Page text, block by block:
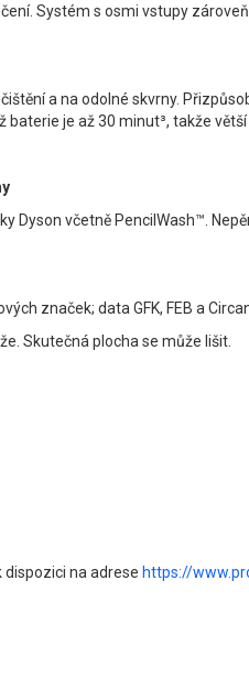
Systém s osmi vstupy
a na odolné skvrny.
je až 30 minut³, takže
Dyson včetně PencilWash™.
značek; data GFK, FEB a
Skutečná plocha se může lišit.
dispozici na adrese https://